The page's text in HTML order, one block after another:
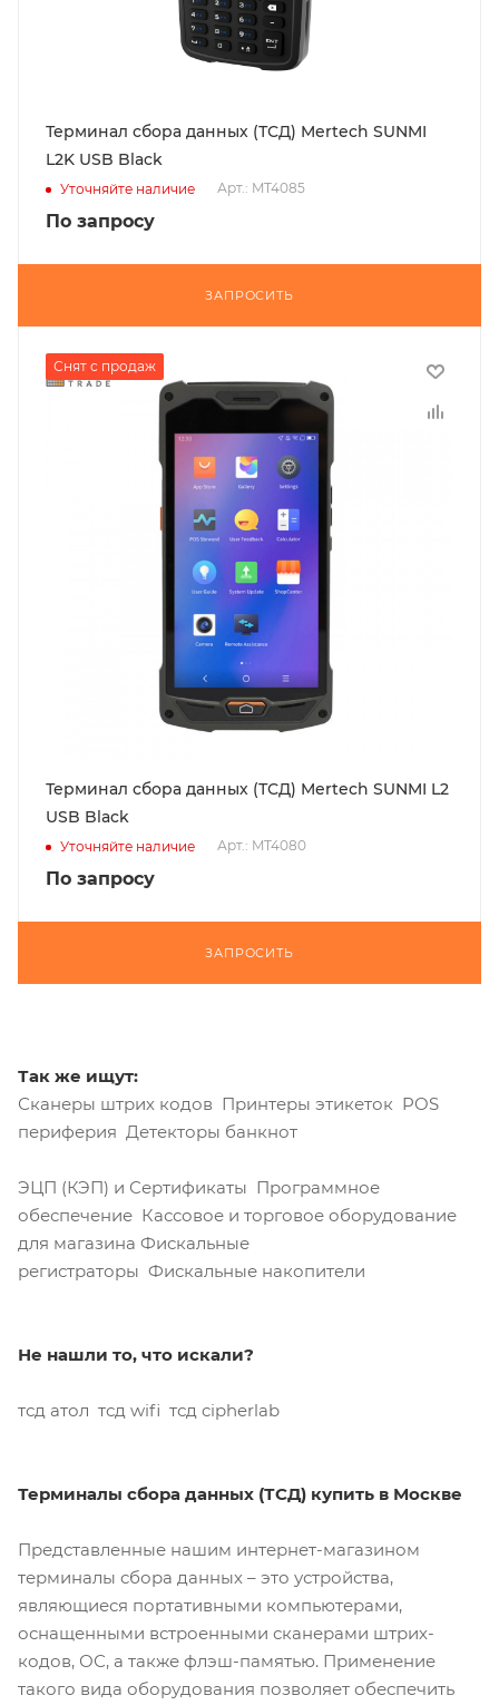
Терминал сбора данных (ТСД) Mertech SUNMI
L2K USB Black
Уточняйте наличие Арт.: MT4085
По запросу
ЗАПРОСИТЬ
Снят с продаж
Терминал сбора данных (ТСД) Mertech SUNMI L2
USB Black
Уточняйте наличие Арт.: MT4080
По запросу
ЗАПРОСИТЬ
Так же ищут:
Сканеры штрих кодов Принтеры этикеток POS
периферия Детекторы банкнот
ЭЦП (КЭП) и Сертификаты Программное
обеспечение Кассовое и торговое оборудование
для магазина Фискальные
регистраторы Фискальные накопители
Не нашли то, что искали?
тсд атол тсд wifi тсд cipherlab
Терминалы сбора данных (ТСД) купить в Москве
Представленные нашим интернет-магазином
терминалы сбора данных – это устройства,
являющиеся портативными компьютерами,
оснащенными встроенными сканерами штрих-
кодов, ОС, а также флэш-памятью. Применение
такого вида оборудования позволяет обеспечить